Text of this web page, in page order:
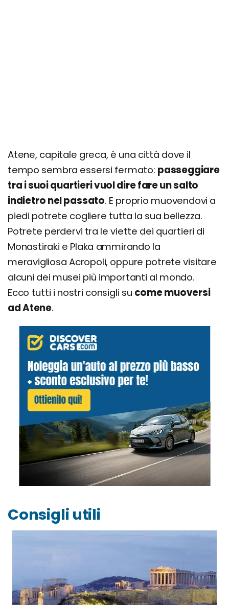
Atene, capitale greca, è una città dove il
tempo sembra essersi fermato: passeggiare
tra i suoi quartieri vuol dire fare un salto
indietro nel passato. E proprio muovendovi a
piedi potrete cogliere tutta la sua bellezza.
Potrete perdervi tra le viette dei quartieri di
Monastiraki e Plaka ammirando la
meravigliosa Acropoli, oppure potrete visitare
alcuni dei musei più importanti al mondo.
Ecco tutti i nostri consigli su come muoversi
ad Atene.
Consigli utili